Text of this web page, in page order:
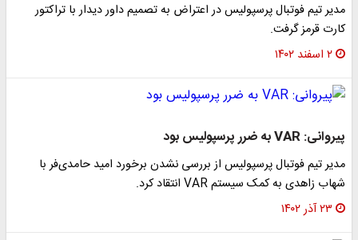
مدیر تیم فوتبال پرسپولیس در اعتراض به تصمیم داور دیدار با تراکتور
کارت قرمز گرفت.
۲ اسفند ۱۴۰۲
پیروانی: VAR به ضرر پرسپولیس بود
مدیر تیم فوتبال پرسپولیس از بررسی نشدن برخورد امید حامدی‌فر با
شهاب زاهدی به کمک سیستم VAR انتقاد کرد.
۲۳ آذر ۱۴۰۲